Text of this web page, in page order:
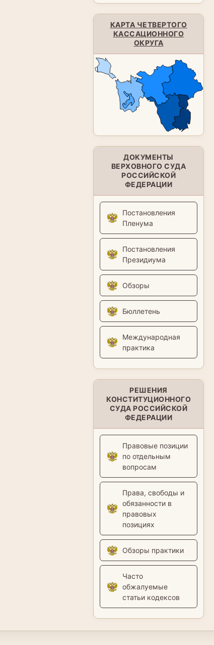
КАРТА ЧЕТВЕРТОГО
КАССАЦИОННОГО
ОКРУГА
ДОКУМЕНТЫ
ВЕРХОВНОГО СУДА
РОССИЙСКОЙ
ФЕДЕРАЦИИ
Постановления
Пленума
Постановления
Президиума
Обзоры
Бюллетень
Международная
практика
РЕШЕНИЯ
КОНСТИТУЦИОННОГО
СУДА РОССИЙСКОЙ
ФЕДЕРАЦИИ
Правовые позиции
по отдельным
вопросам
Права, свободы и
обязанности в
правовых
позициях
Обзоры практики
Часто
обжалуемые
статьи кодексов